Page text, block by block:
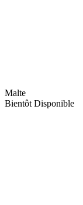
Malte
Bientôt Disponible